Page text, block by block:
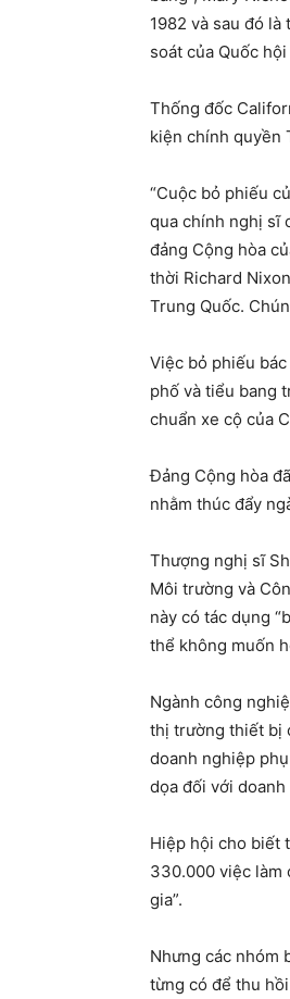
1982 và sau đó
soát của Quốc
Thống đốc
kiện chính quyền
“Cuộc bỏ phiếu
qua chính nghị sĩ
đảng Cộng hòa
thời Richard
Trung Quốc.
Việc bỏ phiếu
phố và tiểu bang
chuẩn xe cộ của
Đảng Cộng hòa
nhằm thúc đẩy
Thượng nghị sĩ
Môi trường và
này có tác dụng
thể không muốn
Ngành công
thị trường thiết bị
doanh nghiệp
dọa đối với doanh
Hiệp hội cho biết
330.000 việc làm
gia”.
Nhưng các nhóm
từng có để thu